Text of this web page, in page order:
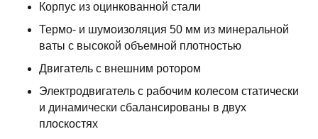
Корпус из оцинкованной стали
Термо- и шумоизоляция 50 мм из минеральной
ваты с высокой объемной плотностью
Двигатель с внешним ротором
Электродвигатель с рабочим колесом статически
и динамически сбалансированы в двух
плоскостях